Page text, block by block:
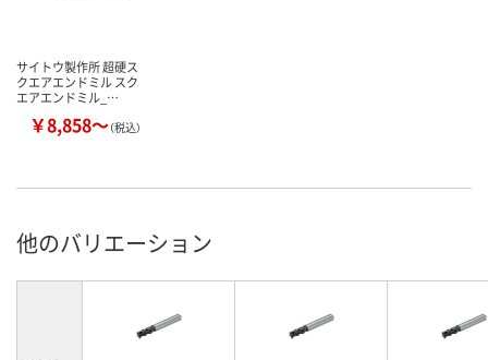
サイトウ製作所 超硬ス
クエアエンドミル スク
エアエンドミル_…
￥8,858～（税込）
他のバリエーション